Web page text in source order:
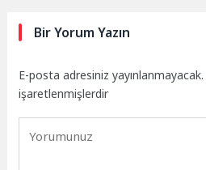
Bir Yorum Yazın
E-posta adresiniz yayınlanmayacak.
işaretlenmişlerdir